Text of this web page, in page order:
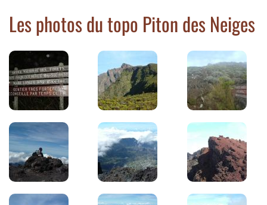
Les photos du topo Piton des Neiges